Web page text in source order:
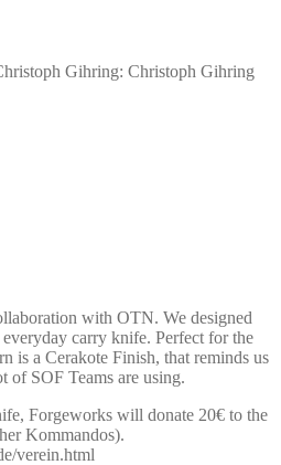
Gihring: Christoph Gihring
with OTN. We designed
carry knife. Perfect for the
is a Cerakote Finish, that reminds us
of SOF Teams are using.
Forgeworks will donate 20€ to the
Kommandos).
verein.html